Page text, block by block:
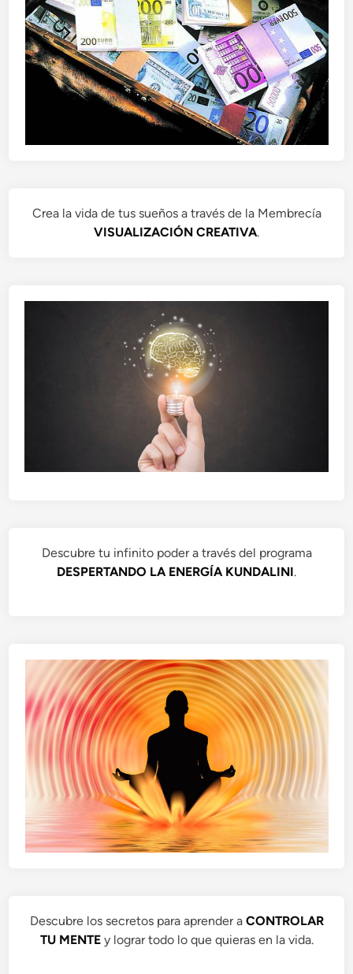
Crea la vida de tus sueños a través de la Membrecía
VISUALIZACIÓN CREATIVA.
Descubre tu infinito poder a través del programa
DESPERTANDO LA ENERGÍA KUNDALINI.
Descubre los secretos para aprender a CONTROLAR
TU MENTEy lograr todo lo que quieras en la vida.